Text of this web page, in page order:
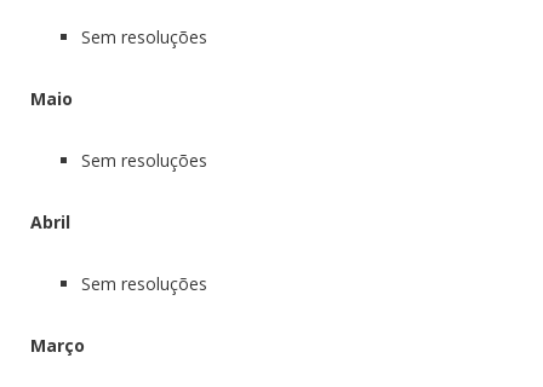
Sem resoluções
Maio
Sem resoluções
Abril
Sem resoluções
Março